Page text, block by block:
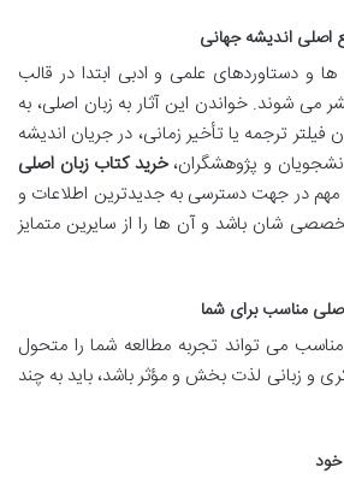
اصلی اندیشه جهانی
ها و دستاوردهای علمی و ادبی ابتدا در قالب
می شوند. خواندن این آثار به زبان اصلی، به
ترجمه یا تأخیر زمانی، در جریان اندیشه
و پژوهشگران،خرید کتاب زبان اصلی
مهم در جهت دسترسی به جدیدترین اطلاعات و
شان باشد و آن ها را از سایرین متمایز
مناسب برای شما
مناسب می تواند تجربه مطالعه شما را متحول
و زبانی لذت بخش و مؤثر باشد، باید به چند